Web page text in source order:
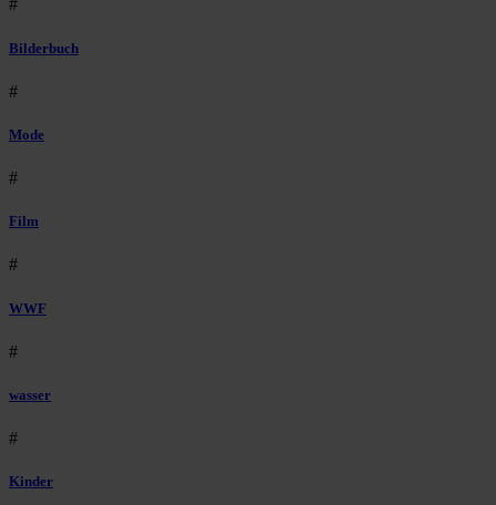
#
Bilderbuch
#
Mode
#
Film
#
WWF
#
wasser
#
Kinder